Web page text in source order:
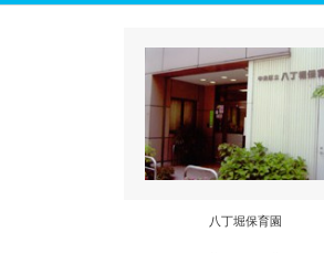
八丁堀保育園